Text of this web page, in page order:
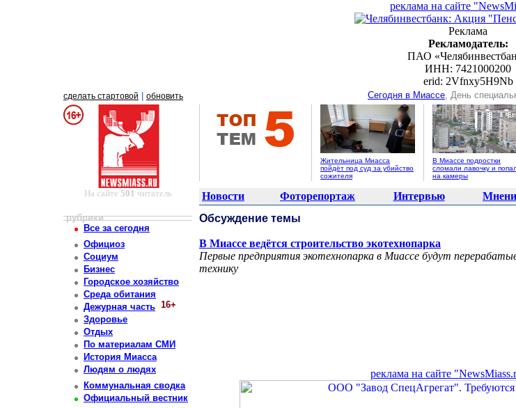
реклама на сайте
Реклама
Рекламодатель:
ПАО
ИНН: 7421000200
erid: 2Vfnxy5H9Nb
сделать стартовой обновить Сегодня в Миассе, День
Жительница Миасса
пойдёт под суд за убийство
сожителя
В Миассе подростки
сломали лавочку и
на камеры
На сайте 501 читатель Новости Фоторепортаж Интервью
рубрики
Все за сегодня
Официоз
Социум
Бизнес
Городское хозяйство
Среда обитания
Дежурная часть 16+
Здоровье
Отдых
По материалам СМИ
История Миасса
Людям о людях
Коммунальная сводка
Официальный вестник
Обсуждение темы
В Миассе ведётся строительство экотехнопарка
Первые предприятия экотехнопарка в Миассе будут
технику
реклама на сайте